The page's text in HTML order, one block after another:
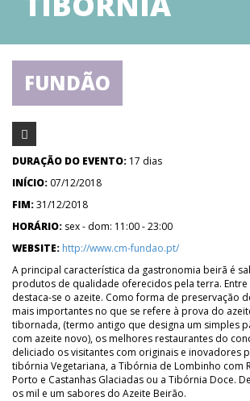
FUNDÃO
DURAÇÃO DO EVENTO: 17 dias
INÍCIO: 07/12/2018
FIM:31/12/2018
HORÁRIO: sex - dom: 11:00 - 23:00
WEBSITE: http://www.cm-fundao.pt/
A principal característica da gastronomia beirã é
produtos de qualidade oferecidos pela terra.
destaca-se o azeite. Como forma de preservação
mais importantes no que se refere à prova do
tibornada, (termo antigo que designa um simples
com azeite novo), os melhores restaurantes do
deliciado os visitantes com originais e inovadores
tibórnia Vegetariana, a Tibórnia de Lombinho com
Porto e Castanhas Glaciadas ou a Tibórnia Doce.
os mil e um sabores do Azeite Beirão.